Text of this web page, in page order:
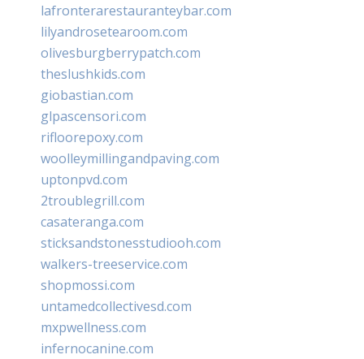
lafronterarestauranteybar.com
lilyandrosetearoom.com
olivesburgberrypatch.com
theslushkids.com
giobastian.com
glpascensori.com
rifloorepoxy.com
woolleymillingandpaving.com
uptonpvd.com
2troublegrill.com
casateranga.com
sticksandstonesstudiooh.com
walkers-treeservice.com
shopmossi.com
untamedcollectivesd.com
mxpwellness.com
infernocanine.com